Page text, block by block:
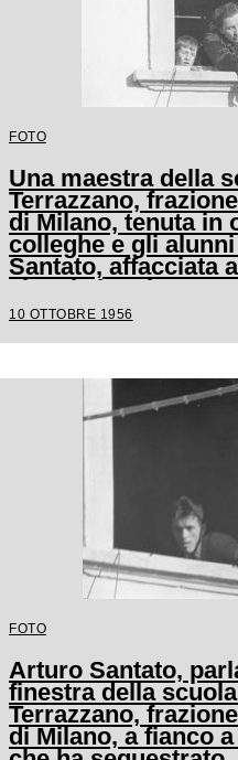
FOTO
Una maestra della
Terrazzano,
di Milano, tenuta in
colleghe e gli
Santato, affacciata
alcuni alunni
10 OTTOBRE 1956
FOTO
Arturo Santato,
finestra della
Terrazzano,
di Milano, a fianco